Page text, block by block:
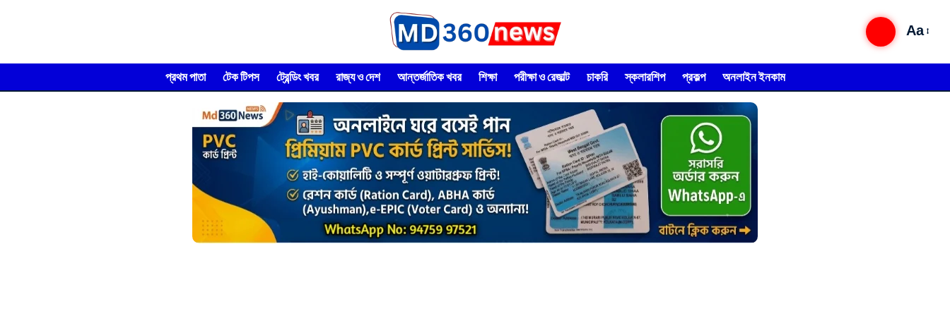
Aa
প্রথম পাতা টেক টিপস ট্রেন্ডিং খবর রাজ্য ও দেশ আন্তর্জাতিক খবর শিক্ষা পরীক্ষা ও রেজাল্ট চাকরি স্কলারশিপ প্রকল্প অনলাইন ইনকাম